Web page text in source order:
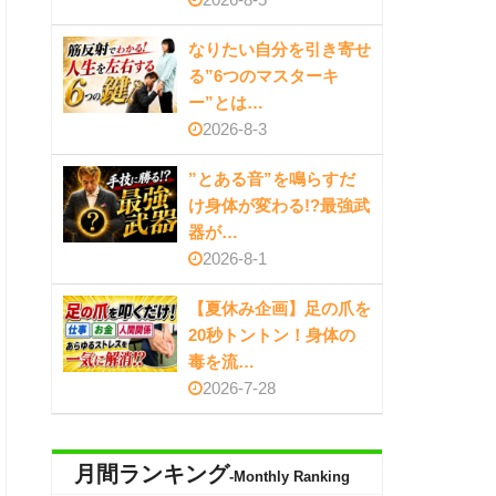
なりたい自分を引き寄せ
る”6つのマスターキ
ー”とは…
2026-8-3
”とある音”を鳴らすだ
け身体が変わる!?最強武
器が…
2026-8-1
【夏休み企画】足の爪を
20秒トントン！身体の
毒を流…
2026-7-28
月間ランキング-Monthly Ranking